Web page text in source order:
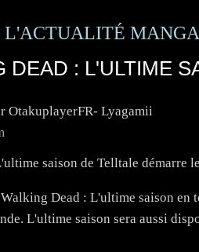
L'ACTUALITÉ
DEAD : L'ULTIME
OtakuplayerFR- Lyagamii
Dead : L'ultime saison en
L'ultime saison sera aussi